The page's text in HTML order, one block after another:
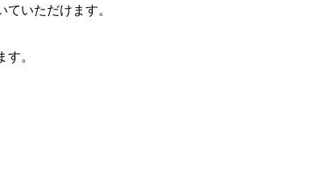
いただけます。
。